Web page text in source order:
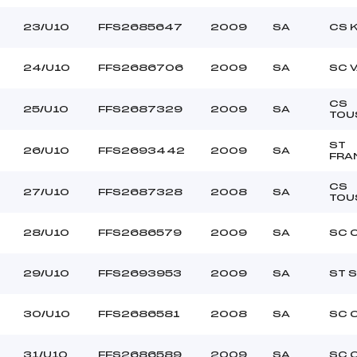
23/U10 FFS2685647 2009 SA CS
24/U10 FFS2686706 2009 SA SC
25/U10 FFS2687329 2009 SA
CS
26/U10 FFS2693442 2009 SA
ST
27/U10 FFS2687328 2008 SA
CS
28/U10 FFS2686579 2009 SA SC
29/U10 FFS2693953 2009 SA ST
30/U10 FFS2686581 2008 SA SC
31/U10 FFS2686589 2009 SA SC